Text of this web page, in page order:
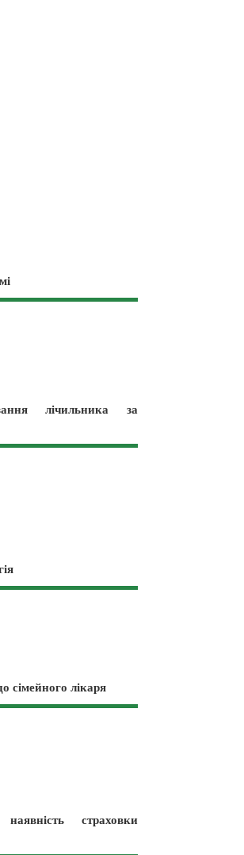
лічильника за
сімейного лікаря
страховки